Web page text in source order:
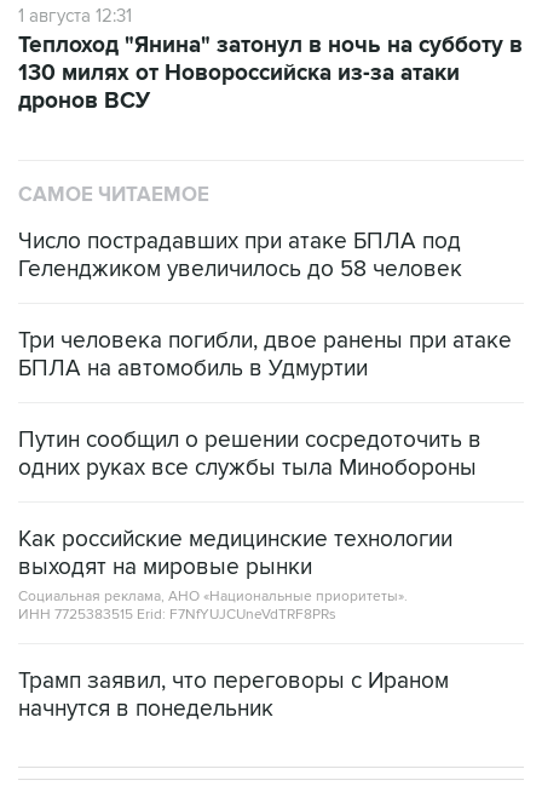
1 августа 12:31
Теплоход "Янина" затонул в ночь на субботу в
130 милях от Новороссийска из-за атаки
дронов ВСУ
САМОЕ ЧИТАЕМОЕ
Число пострадавших при атаке БПЛА под
Геленджиком увеличилось до 58 человек
Три человека погибли, двое ранены при атаке
БПЛА на автомобиль в Удмуртии
Путин сообщил о решении сосредоточить в
одних руках все службы тыла Минобороны
Как российские медицинские технологии
выходят на мировые рынки
Социальная реклама, АНО «Национальные приоритеты».
ИНН 7725383515 Erid: F7NfYUJCUneVdTRF8PRs
Трамп заявил, что переговоры с Ираном
начнутся в понедельник